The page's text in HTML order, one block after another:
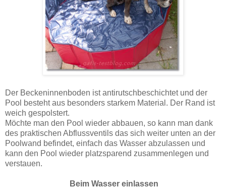
Der Beckeninnenboden ist antirutschbeschichtet und der
Pool besteht aus besonders starkem Material. Der Rand ist
weich gespolstert.
Möchte man den Pool wieder abbauen, so kann man dank
des praktischen Abflussventils das sich weiter unten an der
Poolwand befindet, einfach das Wasser abzulassen und
kann den Pool wieder platzsparend zusammenlegen und
verstauen.
Beim Wasser einlassen